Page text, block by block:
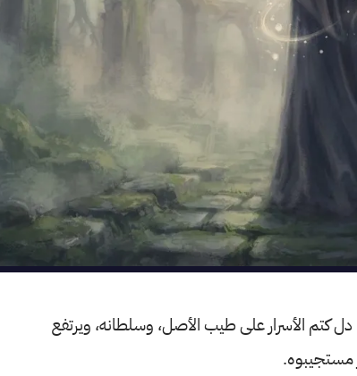
كتم الأسرار على طيب الأصل، وسلطانه، ويرتفع
مستجيبوه.